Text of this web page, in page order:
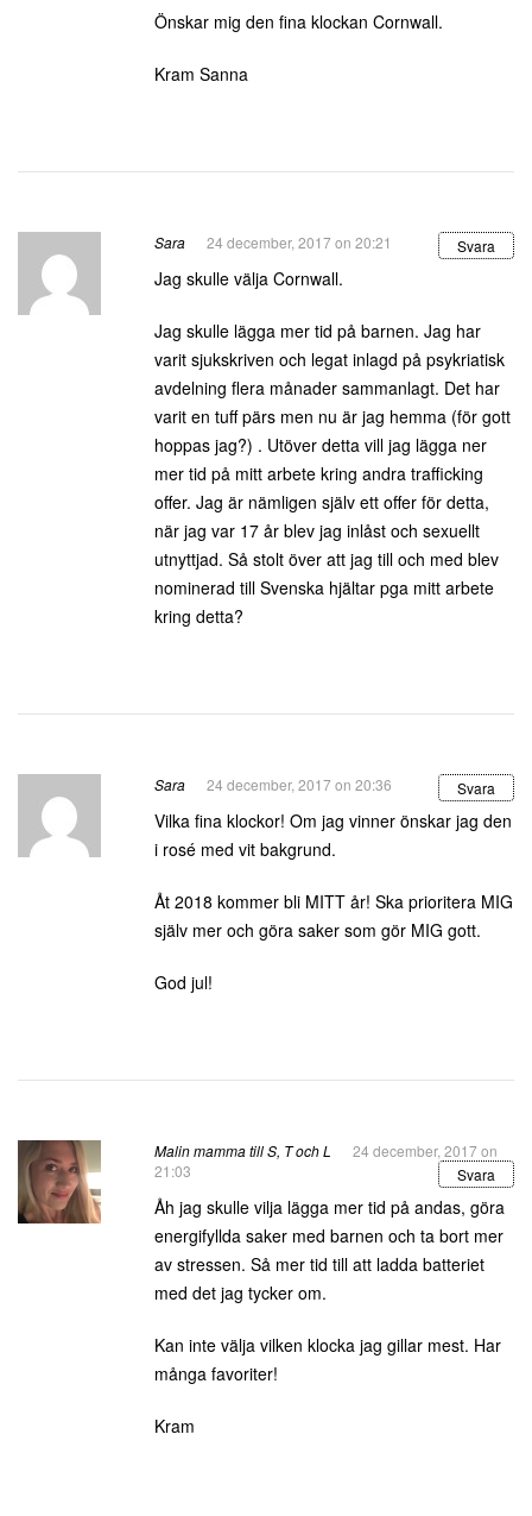
Önskar mig den fina klockan Cornwall.
Kram Sanna
Sara 24 december, 2017 on 20:21 Svara
Jag skulle välja Cornwall.
Jag skulle lägga mer tid på barnen. Jag har
varit sjukskriven och legat inlagd på psykriatisk
avdelning flera månader sammanlagt. Det har
varit en tuff pärs men nu är jag hemma (för gott
hoppas jag?) . Utöver detta vill jag lägga ner
mer tid på mitt arbete kring andra trafficking
offer. Jag är nämligen själv ett offer för detta,
när jag var 17 år blev jag inlåst och sexuellt
utnyttjad. Så stolt över att jag till och med blev
nominerad till Svenska hjältar pga mitt arbete
kring detta?
Sara 24 december, 2017 on 20:36 Svara
Vilka fina klockor! Om jag vinner önskar jag den
i rosé med vit bakgrund.
Åt 2018 kommer bli MITT år! Ska prioritera MIG
själv mer och göra saker som gör MIG gott.
God jul!
Malin mamma till S, T och L
24 december, 2017 on
21:03
Svara
Åh jag skulle vilja lägga mer tid på andas, göra
energifyllda saker med barnen och ta bort mer
av stressen. Så mer tid till att ladda batteriet
med det jag tycker om.
Kan inte välja vilken klocka jag gillar mest. Har
många favoriter!
Kram